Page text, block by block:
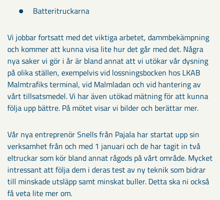
Batteritruckarna
Vi jobbar fortsatt med det viktiga arbetet, dammbekämpning
och kommer att kunna visa lite hur det går med det. Några
nya saker vi gör i år är bland annat att vi utökar vår dysning
på olika ställen, exempelvis vid lossningsbocken hos LKAB
Malmtrafiks terminal, vid Malmladan och vid hantering av
vårt tillsatsmedel. Vi har även utökad mätning för att kunna
följa upp bättre. På mötet visar vi bilder och berättar mer.
Vår nya entreprenör Snells från Pajala har startat upp sin
verksamhet från och med 1 januari och de har tagit in två
eltruckar som kör bland annat rågods på vårt område. Mycket
intressant att följa dem i deras test av ny teknik som bidrar
till minskade utsläpp samt minskat buller. Detta ska ni också
få veta lite mer om.